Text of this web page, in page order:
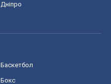
Дніпро
Баскетбол
Бокс